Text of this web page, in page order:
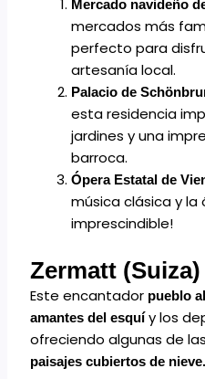
Mercado navideño
mercados más
perfecto para
artesanía local.
Palacio de
esta residencia
jardines y una
barroca.
Ópera Estatal de
música clásica y la
imprescindible!
Zermatt (Suiza)
Este encantador pueblo
amantes del esquíy los
ofreciendo algunas de
paisajes cubiertos de nieve.